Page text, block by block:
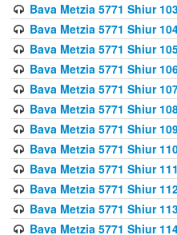
Bava Metzia 5771 Shiur
Bava Metzia 5771 Shiur
Bava Metzia 5771 Shiur
Bava Metzia 5771 Shiur
Bava Metzia 5771 Shiur
Bava Metzia 5771 Shiur
Bava Metzia 5771 Shiur
Bava Metzia 5771 Shiur
Bava Metzia 5771 Shiur
Bava Metzia 5771 Shiur
Bava Metzia 5771 Shiur
Bava Metzia 5771 Shiur